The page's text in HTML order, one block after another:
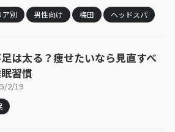
ア別 男性向け 梅田 ヘッドスパ
は太る？痩せたいなら見直すべ
習慣
2/19